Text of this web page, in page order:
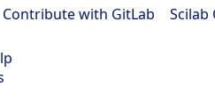
Contribute with GitLab Scilab